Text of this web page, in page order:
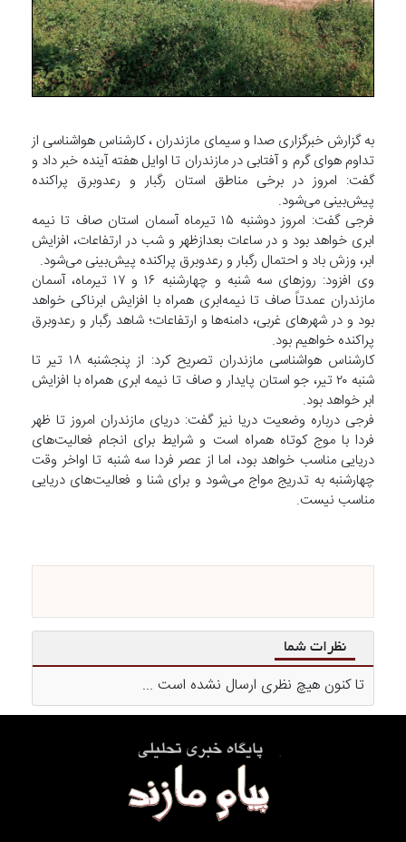
به گزارش خبرگزاری صدا و سیمای مازندران ، کارشناس هواشناسی از
تداوم هوای گرم و آفتابی در مازندران تا اوایل هفته آینده خبر داد و
گفت: امروز در برخی مناطق استان رگبار و رعدوبرق پراکنده
پیش‌بینی می‌شود.
فرجی گفت: امروز دوشنبه ۱۵ تیرماه آسمان استان صاف تا نیمه
ابری خواهد بود و در ساعات بعدازظهر و شب در ارتفاعات، افزایش
ابر، وزش باد و احتمال رگبار و رعدوبرق پراکنده پیش‌بینی می‌شود.
وی افزود: روز‌های سه شنبه و چهارشنبه ۱۶ و ۱۷ تیرماه، آسمان
مازندران عمدتاً صاف تا نیمه‌ابری همراه با افزایش ابرناکی خواهد
بود و در شهر‌های غربی، دامنه‌ها و ارتفاعات؛ شاهد رگبار و رعدوبرق
پراکنده خواهیم بود.
کارشناس هواشناسی مازندران تصریح کرد: از پنجشنبه ۱۸ تیر تا
شنبه ۲۰ تیر، جو استان پایدار و صاف تا نیمه ابری همراه با افزایش
ابر خواهد بود.
فرجی درباره وضعیت دریا نیز گفت: دریای مازندران امروز تا ظهر
فردا با موج کوتاه همراه است و شرایط برای انجام فعالیت‌های
دریایی مناسب خواهد بود، اما از عصر فردا سه شنبه تا اواخر وقت
چهارشنبه به تدریج مواج می‌شود و برای شنا و فعالیت‌های دریایی
مناسب نیست.
نظرات شما
تا کنون هیچ نظری ارسال نشده است ...